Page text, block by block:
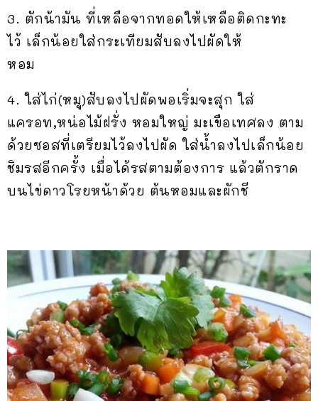
3. ตักน้ามัน ที่เหลือจากทอดให้เหลือติดกะทะ
ไว้ เล็กน้อยใส่กระเทียมสับลงไปผัดให้
หอม
4. ใส่ไก่(หมู)สับลงไปผัดพอเริ่มจะสุก ใส่
แครอท,หน่อไม้ฝรั่ง หอมใหญ่ มะเขือเทศลง ตาม
ด้วยซอสที่เตรียมไว้ลงไปผัด ใส่น้ำลงไปเล็กน้อย
ชิมรสอีกครั้ง เมื่อได้รสตามต้องการ แล้วตักราด
บนไข่ดาวโรยหน้าด้วย ต้นหอมและผักชี